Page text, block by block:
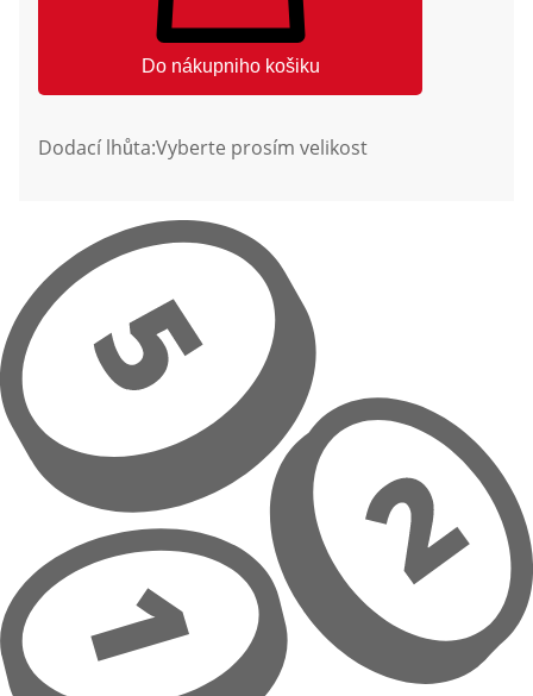
Do nákupniho košiku
Dodací lhůta:Vyberte prosím velikost